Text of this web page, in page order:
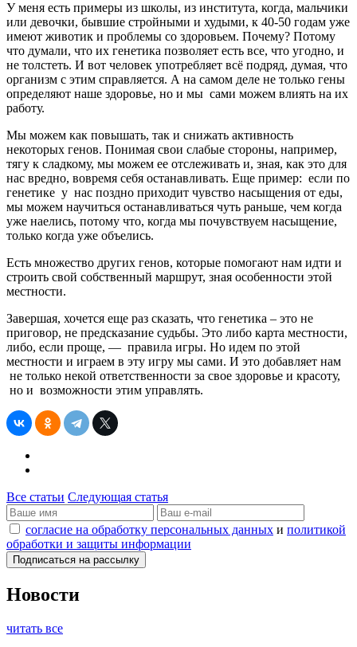
У меня есть примеры из школы, из института, когда, мальчики
или девочки, бывшие стройными и худыми, к 40-50 годам уже
имеют животик и проблемы со здоровьем. Почему? Потому
что думали, что их генетика позволяет есть все, что угодно, и
не толстеть. И вот человек употребляет всё подряд, думая, что
организм с этим справляется. А на самом деле не только гены
определяют наше здоровье, но и мы сами можем влиять на их
работу.
Мы можем как повышать, так и снижать активность
некоторых генов. Понимая свои слабые стороны, например,
тягу к сладкому, мы можем ее отслеживать и, зная, как это для
нас вредно, вовремя себя останавливать. Еще пример: если по
генетике у нас поздно приходит чувство насыщения от еды,
мы можем научиться останавливаться чуть раньше, чем когда
уже наелись, потому что, когда мы почувствуем насыщение,
только когда уже объелись.
Есть множество других генов, которые помогают нам идти и
строить свой собственный маршрут, зная особенности этой
местности.
Завершая, хочется еще раз сказать, что генетика – это не
приговор, не предсказание судьбы. Это либо карта местности,
либо, если проще, — правила игры. Но идем по этой
местности и играем в эту игру мы сами. И это добавляет нам
не только некой ответственности за свое здоровье и красоту,
но и возможности этим управлять.
Все статьи Следующая статья
согласие на обработку персональных данных и политикой
обработки и защиты информации
Новости
читать все